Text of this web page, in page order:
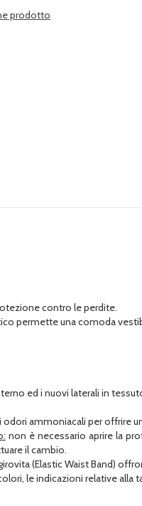
prodotto
contro le perdite.
permette una comoda
ed i nuovi laterali in
odori ammoniacali per offrire
non è necessario aprire la
il cambio.
(Elastic Waist Band)
le indicazioni relative